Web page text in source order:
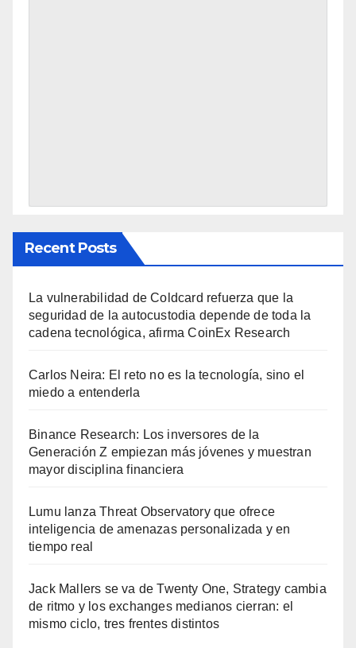
Recent Posts
La vulnerabilidad de Coldcard refuerza que la
seguridad de la autocustodia depende de toda la
cadena tecnológica, afirma CoinEx Research
Carlos Neira: El reto no es la tecnología, sino el
miedo a entenderla
Binance Research: Los inversores de la
Generación Z empiezan más jóvenes y muestran
mayor disciplina financiera
Lumu lanza Threat Observatory que ofrece
inteligencia de amenazas personalizada y en
tiempo real
Jack Mallers se va de Twenty One, Strategy cambia
de ritmo y los exchanges medianos cierran: el
mismo ciclo, tres frentes distintos